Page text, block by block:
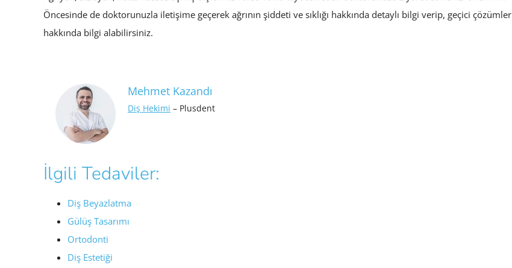
Öncesinde de doktorunuzla iletişime geçerek ağrının şiddeti ve sıklığı hakkında detaylı bilgi verip, geçici çözümler
hakkında bilgi alabilirsiniz.
Mehmet Kazandı
Diş Hekimi – Plusdent
İlgili Tedaviler:
Diş Beyazlatma
Gülüş Tasarımı
Ortodonti
Diş Estetiği